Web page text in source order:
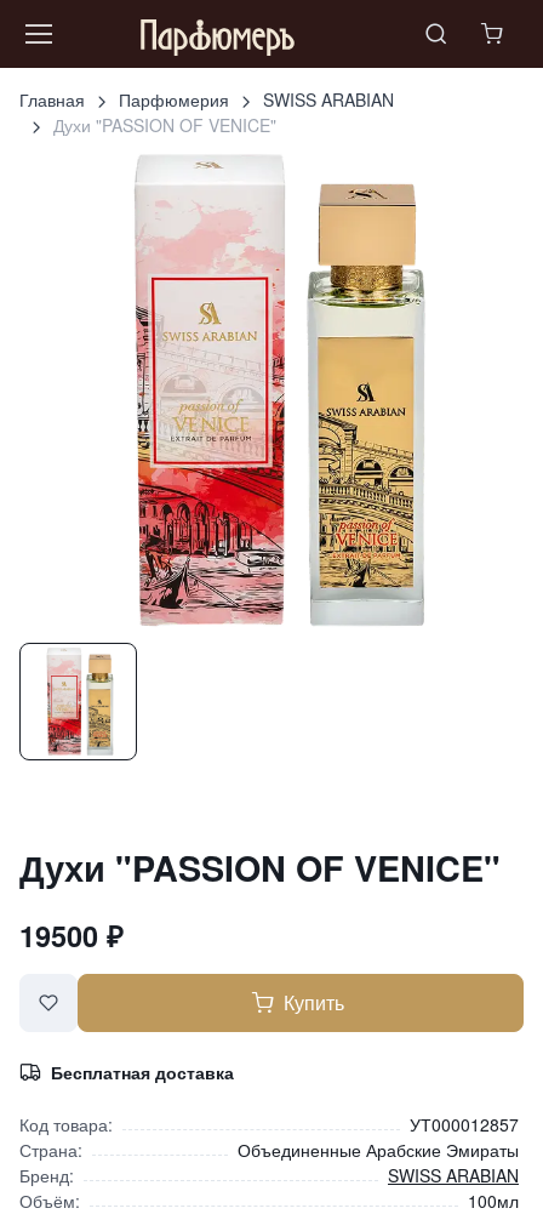
Главная Парфюмерия
SWISS ARABIAN
Духи "PASSION OF VENICE"
Духи "PASSION OF VENICE"
19500 ₽
Купить
Бесплатная доставка
Код товара:
УТ000012857
Страна:
Объединенные Арабские Эмираты
Бренд:
SWISS ARABIAN
Объём:
100мл